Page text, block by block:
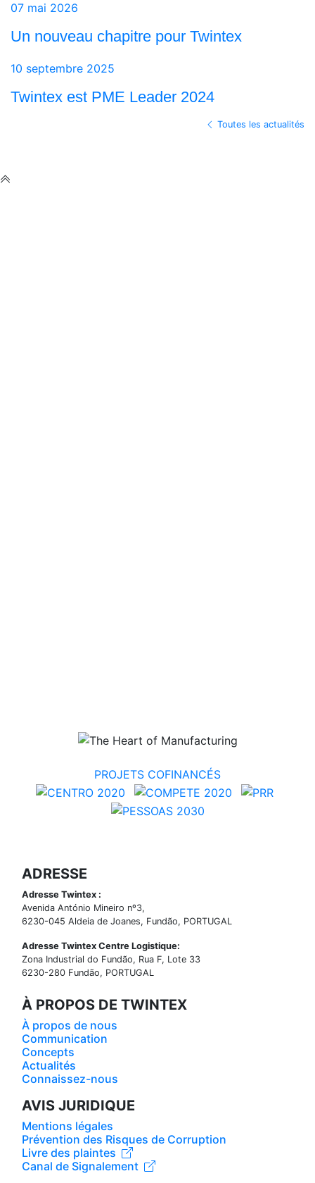
07 mai 2026
Un nouveau chapitre pour Twintex
10 septembre 2025
Twintex est PME Leader 2024
Toutes les actualités
PROJETS COFINANCÉS
ADRESSE
Adresse Twintex :
Avenida António Mineiro nº3,
6230-045 Aldeia de Joanes, Fundão, PORTUGAL
Adresse Twintex Centre Logistique:
Zona Industrial do Fundão, Rua F, Lote 33
6230-280 Fundão, PORTUGAL
À PROPOS DE TWINTEX
À propos de nous
Communication
Concepts
Actualités
Connaissez-nous
AVIS JURIDIQUE
Mentions légales
Prévention des Risques de Corruption
Livre des plaintes
Canal de Signalement